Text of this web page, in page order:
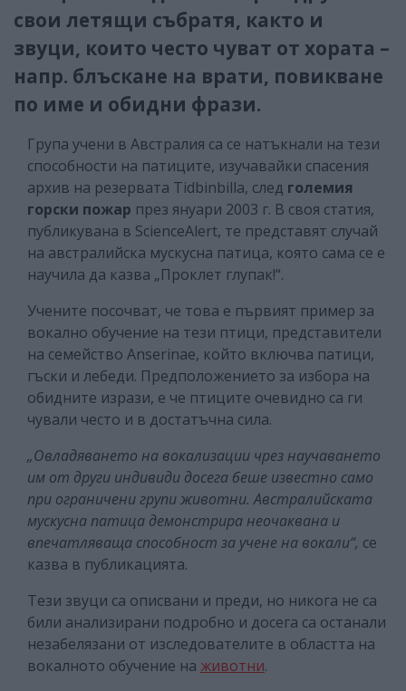
свои летящи събратя, както и
звуци, които често чуват от хората –
напр. блъскане на врати, повикване
по име и обидни фрази.
Група учени в Австралия са се натъкнали на тези
способности на патиците, изучавайки спасения
архив на резервата Tidbinbilla, след големия
горски пожар през януари 2003 г. В своя статия,
публикувана в ScienceAlert, те представят случай
на австралийска мускусна патица, която сама се е
научила да казва „Проклет глупак!“.
Учените посочват, че това е първият пример за
вокално обучение на тези птици, представители
на семейство Anserinae, който включва патици,
гъски и лебеди. Предположението за избора на
обидните изрази, е че птиците очевидно са ги
чували често и в достатъчна сила.
„Овладяването на вокализации чрез научаването
им от други индивиди досега беше известно само
при ограничени групи животни. Австралийската
мускусна патица демонстрира неочаквана и
впечатляваща способност за учене на вокали“, се
казва в публикацията.
Тези звуци са описвани и преди, но никога не са
били анализирани подробно и досега са останали
незабелязани от изследователите в областта на
вокалното обучение на животни.